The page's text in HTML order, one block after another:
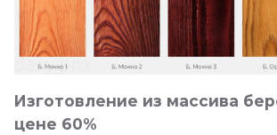
Изготовление из массива
цене 60%